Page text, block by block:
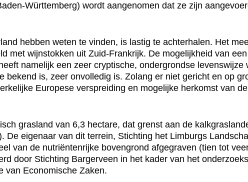
Württemberg) wordt aangenomen dat ze zijn
hebben weten te vinden, is lastig te achterhalen. Het
met wijnstokken uit Zuid-Frankrijk. De mogelijkheid van
namelijk een zeer cryptische, ondergrondse levenswijze
bekend is, zeer onvolledig is. Zolang er niet gericht en op
Europese verspreiding en mogelijke herkomst van
grasland van 6,3 hectare, dat grenst aan de
De eigenaar van dit terrein, Stichting het Limburgs
van de nutriëntenrijke bovengrond afgegraven (tien tot
door Stichting Bargerveen in het kader van het
van Economische Zaken.